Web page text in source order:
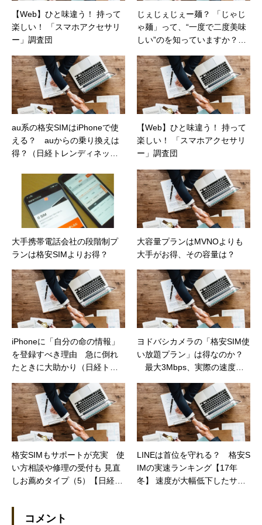
【Web】ひと味違う！ 持って
楽しい！ 「スマホアクセサリ
ー」調査団
じぇじぇじぇー麺？ 「じゃじ
ゃ麺」って、“一度で二度美味
しい”のを知っていますか？
au系の格安SIMはiPhoneで使
える？ auからの乗り換えは
得？（日経トレンディネッ
【Web】ひと味違う！ 持って
楽しい！ 「スマホアクセサリ
ー」調査団
大手携帯電話会社の段階制プ
ランは格安SIMよりお得？
大容量プランはMVNOよりも
大手がお得、その容量は？
iPhoneに「自分の命の情報」
を登録すべき理由 急に倒れ
たときに大助かり（日経トレ
ヨドバシカメラの「格安SIM使
い放題プラン」は得なのか？
最大3Mbps、実際の速度
ト）
格安SIMもサポートが充実 使
い方相談や修理の受付も 見直
しお薦めタイプ（5）【日経ト
LINEは首位を守れる？ 格安S
IMの実速ランキング【17年
冬】 速度が大幅低下したサー
コメント